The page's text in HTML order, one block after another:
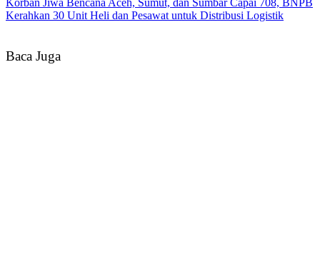
Kerahkan 30 Unit Heli dan Pesawat untuk Distribusi Logistik
Baca Juga